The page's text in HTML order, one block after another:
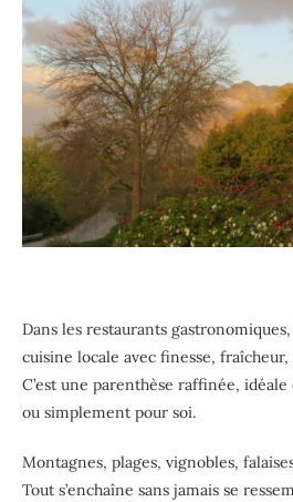
Dans les restaurants
cuisine locale avec finesse,
C’est une parenthèse raffinée,
ou simplement pour soi.
Montagnes, plages, vignobles,
Tout s’enchaîne sans jamais se